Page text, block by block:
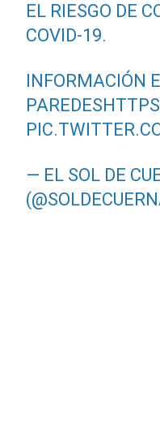
EL RIESGO DE
COVID-19.
INFORMACIÓN
PAREDES
— EL SOL DE